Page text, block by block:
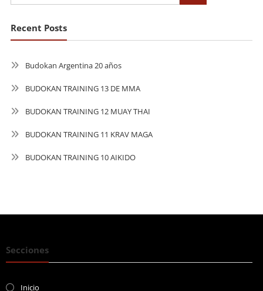
Recent Posts
Budokan Argentina 20 años
BUDOKAN TRAINING 13 DE MMA
BUDOKAN TRAINING 12 MUAY THAI
BUDOKAN TRAINING 11 KRAV MAGA
BUDOKAN TRAINING 10 AIKIDO
Secciones
Inicio